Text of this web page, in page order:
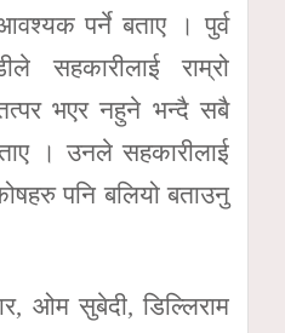
पर्ने बताए । पुर्व
सहकारीलाई राम्रो
भएर नहुने भन्दै सबै
। उनले सहकारीलाई
पनि बलियो बताउनु
ओम सुबेदी, डिल्लिराम